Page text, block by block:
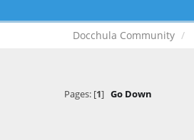
Docchula Community
Pages: [1] Go Down